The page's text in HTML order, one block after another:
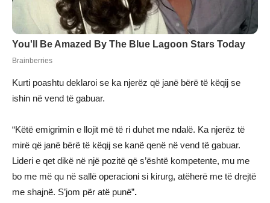
Kurti poashtu deklaroi se ka njerëz që janë bërë të këqij se
ishin në vend të gabuar.
“Këtë emigrimin e llojit më të ri duhet me ndalë. Ka njerëz të
mirë që janë bërë të këqij se kanë qenë në vend të gabuar.
Lideri e qet dikë në një pozitë që s’është kompetente, mu me
bo me më qu në sallë operacioni si kirurg, atëherë me të drejtë
me shajnë. S’jom për atë punë”.